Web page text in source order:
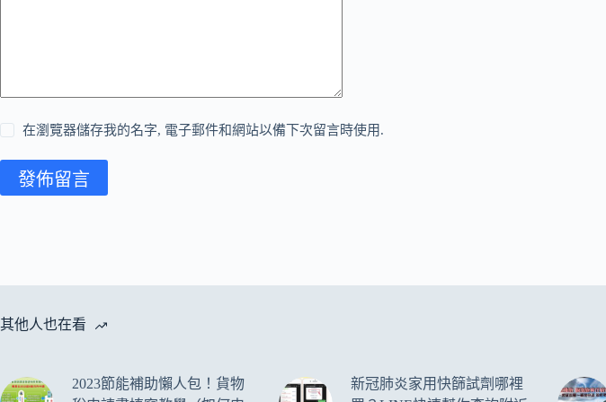
在瀏覽器儲存我的名字, 電子郵件和網站以備下次留言時使用.
發佈留言
其他人也在看
2023節能補助懶人包！貨物
新冠肺炎家用快篩試劑哪裡